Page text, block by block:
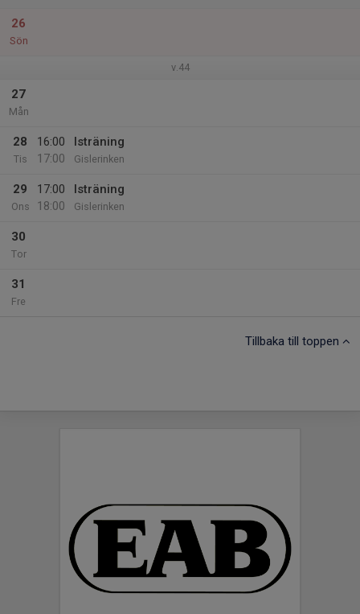
26
Sön
v.44
27
Mån
28
Tis
16:00
17:00
Isträning
Gislerinken
29
Ons
17:00
18:00
Isträning
Gislerinken
30
Tor
31
Fre
Tillbaka till toppen